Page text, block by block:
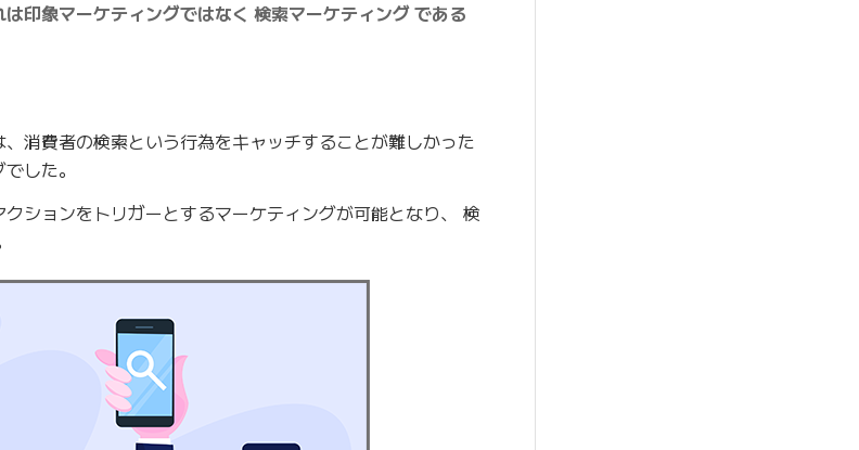
印象マーケティングではなく 検索マーケティング である
消費者の検索という行為をキャッチすることが難しかった
した。
ションをトリガーとするマーケティングが可能となり、 検